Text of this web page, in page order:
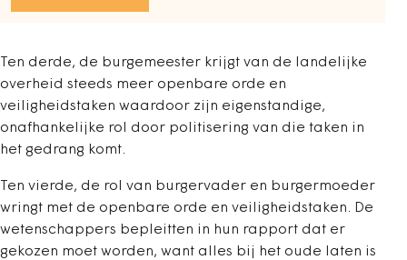
Ten derde, de burgemeester krijgt van de landelijke
overheid steeds meer openbare orde en
veiligheidstaken waardoor zijn eigenstandige,
onafhankelijke rol door politisering van die taken in
het gedrang komt.
Ten vierde, de rol van burgervader en burgermoeder
wringt met de openbare orde en veiligheidstaken. De
wetenschappers bepleitten in hun rapport dat er
gekozen moet worden, want alles bij het oude laten is